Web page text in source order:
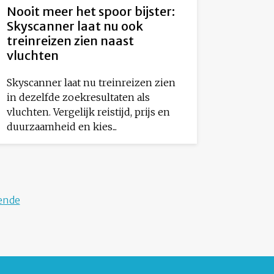
Nooit meer het spoor bijster:
Skyscanner laat nu ook
treinreizen zien naast
vluchten
Skyscanner laat nu treinreizen zien
in dezelfde zoekresultaten als
vluchten. Vergelijk reistijd, prijs en
duurzaamheid en kies...